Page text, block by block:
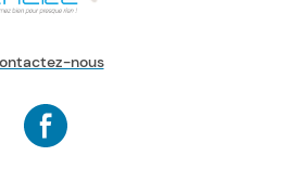
nous